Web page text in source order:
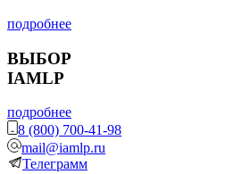
подробнее
ВЫБОР
IAMLP
подробнее
8 (800) 700-41-98
mail@iamlp.ru
Телеграмм